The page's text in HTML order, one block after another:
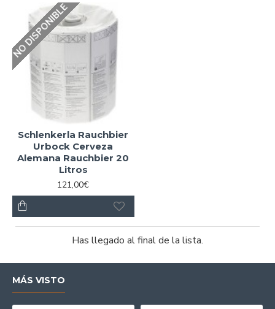
NO DISPONIBLE
Schlenkerla Rauchbier
Urbock Cerveza
Alemana Rauchbier 20
Litros
121,00€
Has llegado al final de la lista.
MÁS VISTO